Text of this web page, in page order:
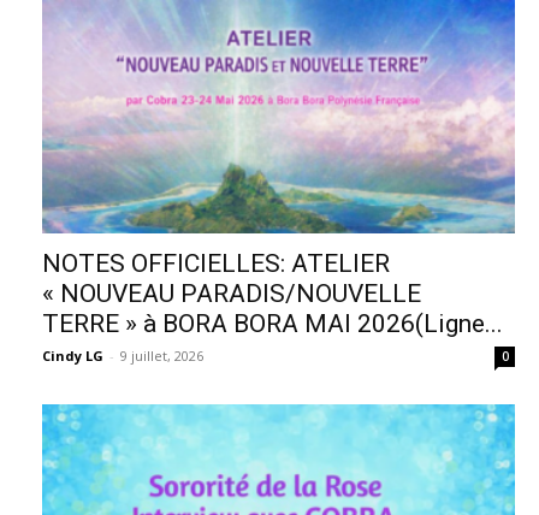
NOTES OFFICIELLES: ATELIER
« NOUVEAU PARADIS/NOUVELLE
TERRE » à BORA BORA MAI 2026(Ligne...
Cindy LG - 9 juillet, 2026 0